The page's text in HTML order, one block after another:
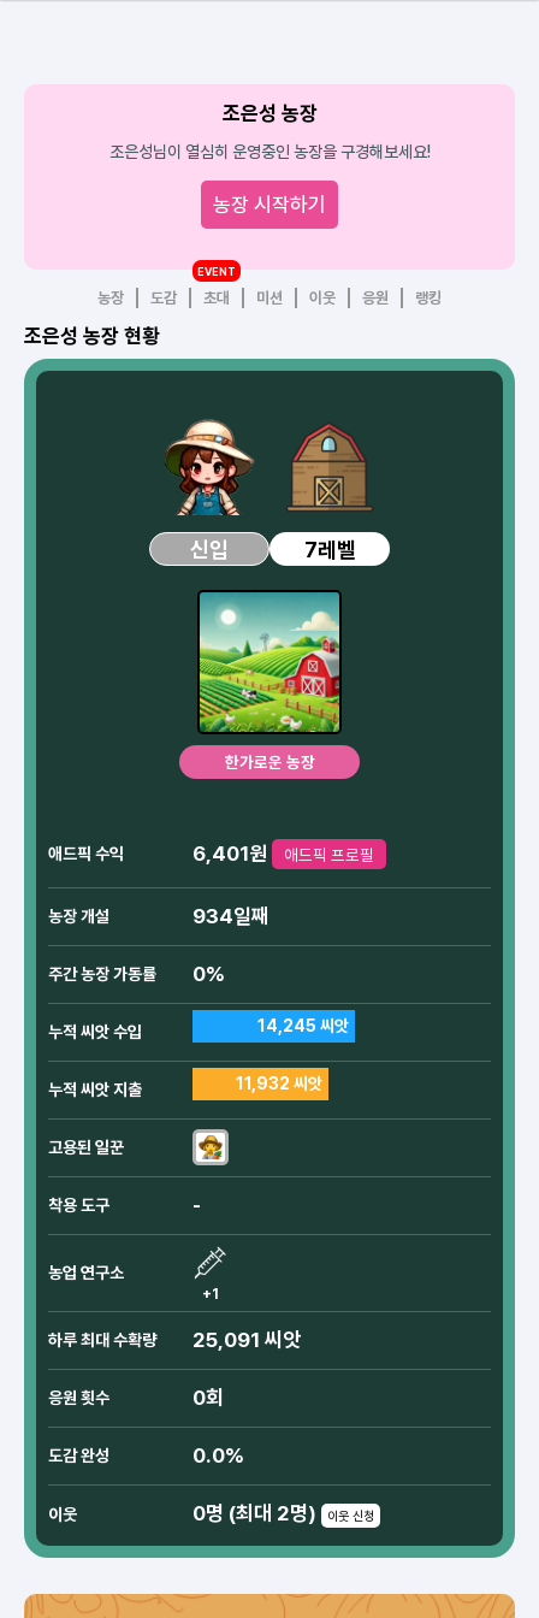
조은성 농장
조은성님이 열심히 운영중인 농장을 구경해보세요!
농장 시작하기
농장 도감 초대
EVENT
미션 이웃 응원 랭킹
조은성 농장 현황
신입 7레벨
한가로운 농장
애드픽 수익 6,401원 애드픽 프로필
농장 개설 934일째
주간 농장 가동률 0%
누적 씨앗 수입 14,245 씨앗
누적 씨앗 지출 11,932 씨앗
고용된 일꾼
착용 도구 -
농업 연구소
+1
하루 최대 수확량 25,091 씨앗
응원 횟수 0회
도감 완성 0.0%
이웃 0명 (최대 2명) 이웃 신청